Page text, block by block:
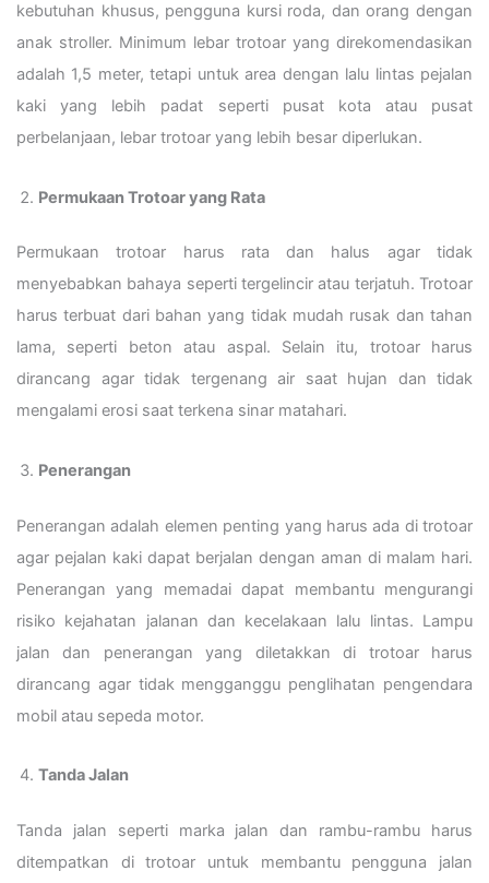
kebutuhan khusus, pengguna kursi roda, dan orang dengan
anak stroller. Minimum lebar trotoar yang direkomendasikan
adalah 1,5 meter, tetapi untuk area dengan lalu lintas pejalan
kaki yang lebih padat seperti pusat kota atau pusat
perbelanjaan, lebar trotoar yang lebih besar diperlukan.
Permukaan Trotoar yang Rata
Permukaan trotoar harus rata dan halus agar tidak
menyebabkan bahaya seperti tergelincir atau terjatuh. Trotoar
harus terbuat dari bahan yang tidak mudah rusak dan tahan
lama, seperti beton atau aspal. Selain itu, trotoar harus
dirancang agar tidak tergenang air saat hujan dan tidak
mengalami erosi saat terkena sinar matahari.
Penerangan
Penerangan adalah elemen penting yang harus ada di trotoar
agar pejalan kaki dapat berjalan dengan aman di malam hari.
Penerangan yang memadai dapat membantu mengurangi
risiko kejahatan jalanan dan kecelakaan lalu lintas. Lampu
jalan dan penerangan yang diletakkan di trotoar harus
dirancang agar tidak mengganggu penglihatan pengendara
mobil atau sepeda motor.
Tanda Jalan
Tanda jalan seperti marka jalan dan rambu-rambu harus
ditempatkan di trotoar untuk membantu pengguna jalan